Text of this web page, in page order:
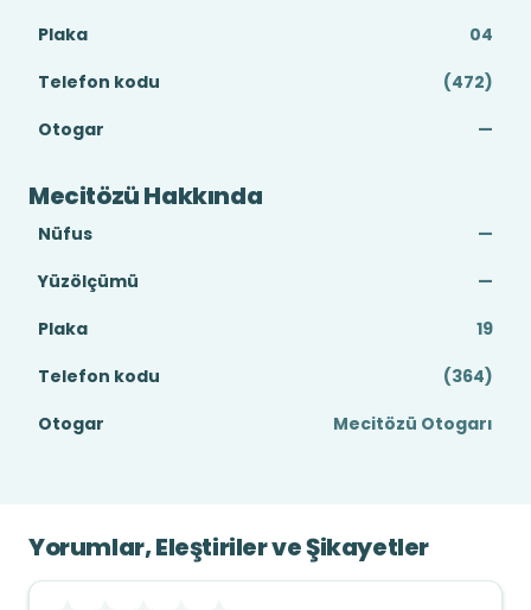
Plaka
04
Telefon kodu
(472)
Otogar
—
Mecitözü Hakkında
Nüfus
—
Yüzölçümü
—
Plaka
19
Telefon kodu
(364)
Otogar
Mecitözü Otogarı
Yorumlar, Eleştiriler ve Şikayetler